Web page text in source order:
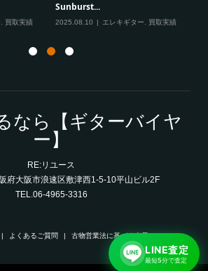
エレキギター,買取実績
なら【ギターバイヤ
ー】
RE:リユース
府大阪市浪速区敷津西1-5-10平山ビル2F
TEL.06-4965-3316
よくあるご質問 古物営業法に基づく表示
LINE査定
最短5分で査定